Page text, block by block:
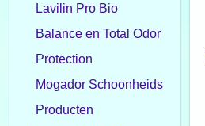
Lavilin Pro Bio
Balance en Total Odor
Protection
Mogador Schoonheids
Producten